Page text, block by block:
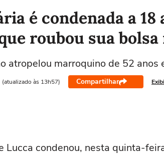
é condenada a
roubou sua
atropelou marroquino de 52
(atualizado às 13h57) Compartilhar
Lucca condenou, nesta quinta-